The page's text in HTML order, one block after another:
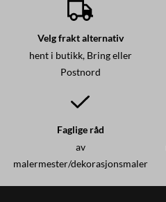
Velg frakt alternativ
hent i butikk, Bring eller
Postnord
Faglige råd
av
malermester/dekorasjonsmaler